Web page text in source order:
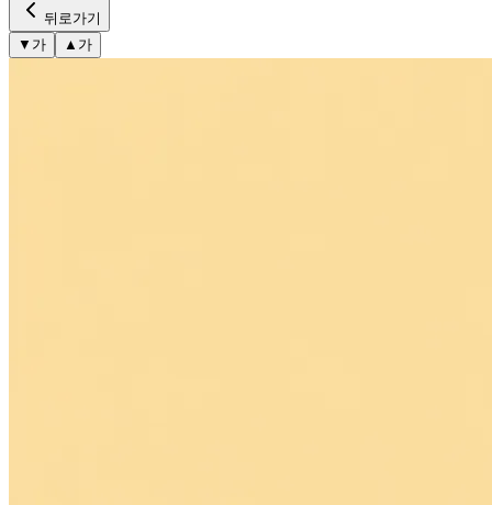
뒤로가기
▼ 가 ▲ 가